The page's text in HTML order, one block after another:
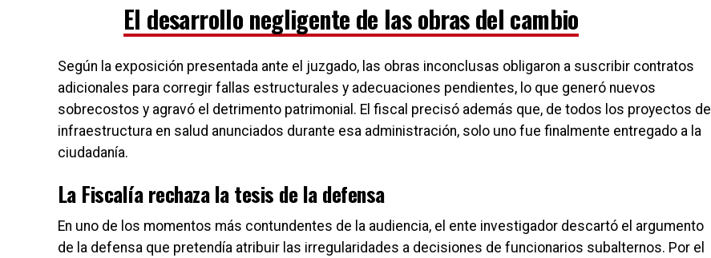
El desarrollo negligente de las obras del cambio
Según la exposición presentada ante el juzgado, las obras inconclusas obligaron a suscribir contratos
adicionales para corregir fallas estructurales y adecuaciones pendientes, lo que generó nuevos
sobrecostos y agravó el detrimento patrimonial. El fiscal precisó además que, de todos los proyectos de
infraestructura en salud anunciados durante esa administración, solo uno fue finalmente entregado a la
ciudadanía.
La Fiscalía rechaza la tesis de la defensa
En uno de los momentos más contundentes de la audiencia, el ente investigador descartó el argumento
de la defensa que pretendía atribuir las irregularidades a decisiones de funcionarios subalternos. Por el